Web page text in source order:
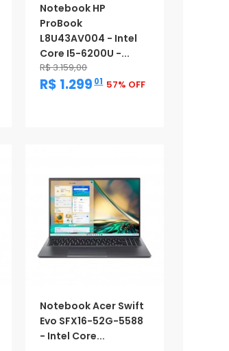
Notebook HP
ProBook
L8U43AV004 - Intel
Core I5-6200U -...
R$ 3.159,00
R$ 1.299 ,01 57% OFF
Notebook Acer Swift
Evo SFX16-52G-5588
- Intel Core...